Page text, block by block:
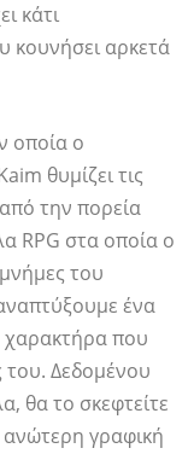
κάτι
κουνήσει αρκετά
οποία ο
θυμίζει τις
την πορεία
RPG στα οποία ο
του
ένα
χαρακτήρα που
του. Δεδομένου
θα το σκεφτείτε
ανώτερη γραφική